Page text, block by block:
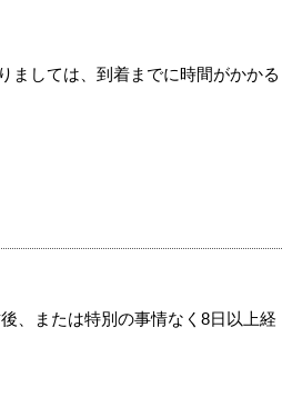
ましては、到着までに時間がかかる
、または特別の事情なく8日以上経